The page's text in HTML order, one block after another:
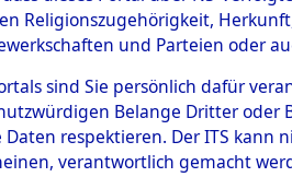
Religionszugehörigkeit,
und Parteien oder
sind Sie persönlich dafür
Belange Dritter
Daten respektieren. Der ITS
verantwortlich gemacht